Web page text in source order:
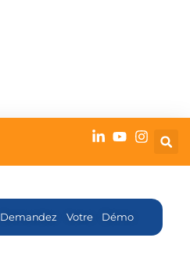
Demandez Votre Démo